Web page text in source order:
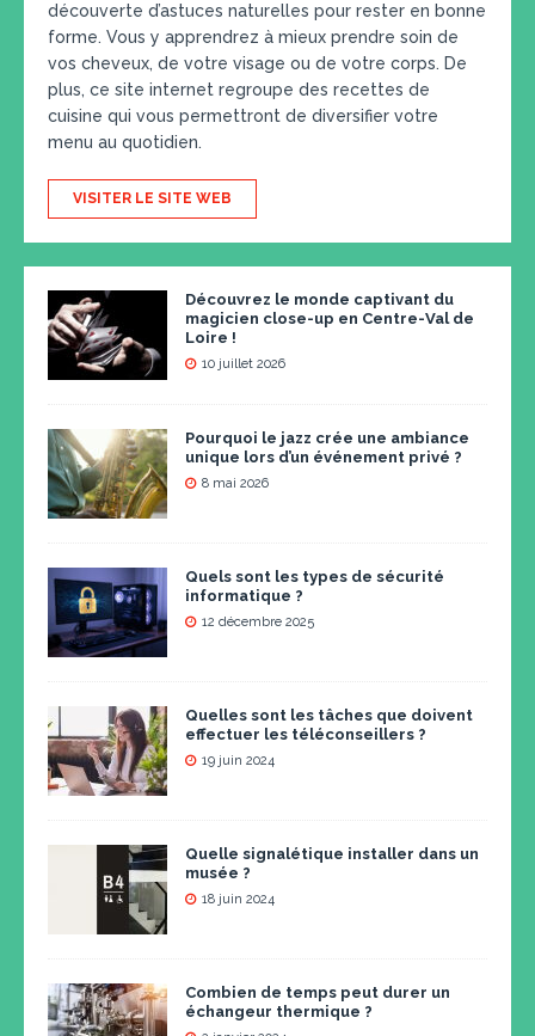
découverte d’astuces naturelles pour rester en bonne
forme. Vous y apprendrez à mieux prendre soin de
vos cheveux, de votre visage ou de votre corps. De
plus, ce site internet regroupe des recettes de
cuisine qui vous permettront de diversifier votre
menu au quotidien.
VISITER LE SITE WEB
Découvrez le monde captivant du
magicien close-up en Centre-Val de
Loire !
10 juillet 2026
Pourquoi le jazz crée une ambiance
unique lors d’un événement privé ?
8 mai 2026
Quels sont les types de sécurité
informatique ?
12 décembre 2025
Quelles sont les tâches que doivent
effectuer les téléconseillers ?
19 juin 2024
Quelle signalétique installer dans un
musée ?
18 juin 2024
Combien de temps peut durer un
échangeur thermique ?